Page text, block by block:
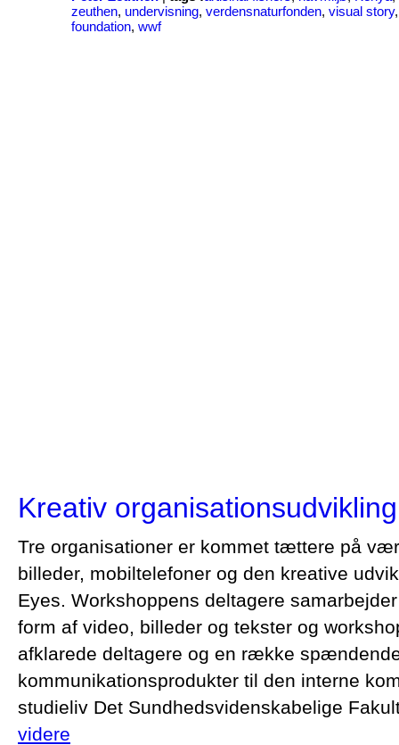
zeuthen, undervisning, verdensnaturfonden, visual story
foundation, wwf
Kreativ organisationsudvikling
Tre organisationer er kommet tættere på
billeder, mobiltelefoner og den kreative
Eyes. Workshoppens deltagere
form af video, billeder og tekster og
afklarede deltagere og en række
kommunikationsprodukter til den interne
studieliv Det Sundhedsvidenskabelige
videre